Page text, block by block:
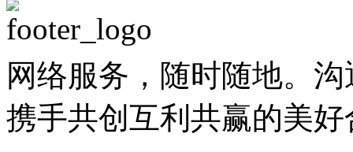
网络服务，随时随地。
携手共创互利共赢的美好